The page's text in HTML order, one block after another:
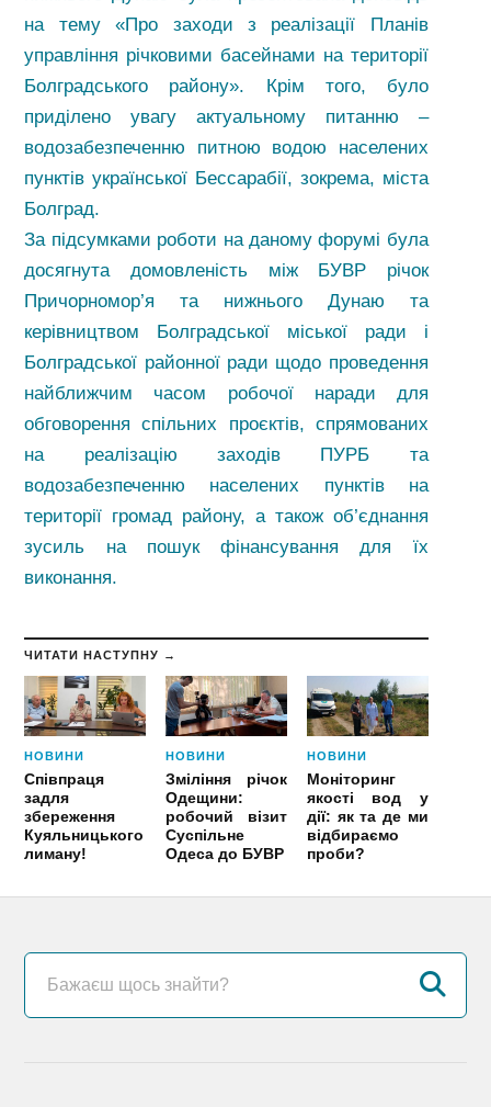
на тему «Про заходи з реалізації
Планів
управління річковими басейнами на території
Болградського району». Крім того, було
приділено увагу актуальному питанню –
водозабезпеченню питною водою населених
пунктів української Бессарабії, зокрема, міста
Болград.
За підсумками роботи на даному форумі була
досягнута домовленість між БУВР річок
Причорномор’я та нижнього Дунаю та
керівництвом Болградської міської ради і
Болградської районної ради щодо проведення
найближчим часом робочої наради для
обговорення спільних проєктів, спрямованих
на реалізацію заходів ПУРБ та
водозабезпеченню населених пунктів на
території громад району, а також об’єднання
зусиль на пошук фінансування для їх
виконання.
ЧИТАТИ НАСТУПНУ →
НОВИНИ
Співпраця
задля
збереження
Куяльницького
лиману!
НОВИНИ
Зміління річок
Одещини:
робочий візит
Суспільне
Одеса до БУВР
НОВИНИ
Моніторинг
якості вод у
дії: як та де ми
відбираємо
проби?